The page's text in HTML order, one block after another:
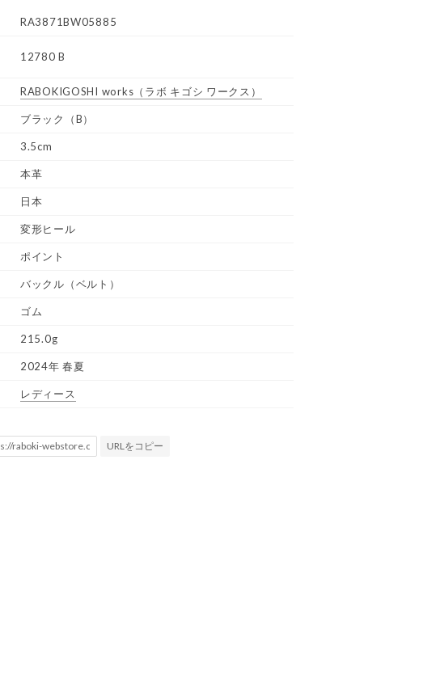
RA3871BW05885
12780 B
RABOKIGOSHI works （ラボ キゴシ ワークス）
ブラック（B）
3.5cm
本革
日本
変形ヒール
ポイント
バックル（ベルト）
ゴム
215.0g
2024年 春夏
レディース
URLをコピー